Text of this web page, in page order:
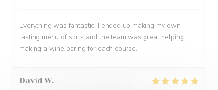
Everything was fantastic! I ended up making my own
tasting menu of sorts and the team was great helping
making a wine paring for each course.
David W